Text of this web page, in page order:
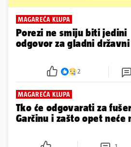
MAGAREĆA KLUPA
Porezi ne smiju biti jedini
odgovor za gladni
2
MAGAREĆA KLUPA
Tko će odgovarati za
Garčinu i zašto opet neće